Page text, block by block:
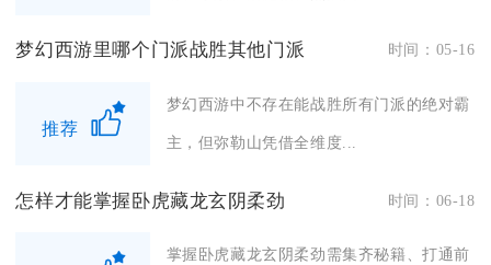
梦幻西游里哪个门派战胜其他门派 时间：05-16
推荐
梦幻西游中不存在能战胜所有门派的绝对霸
主，但弥勒山凭借全维度...
怎样才能掌握卧虎藏龙玄阴柔劲 时间：06-18
掌握卧虎藏龙玄阴柔劲需集齐秘籍、打通前